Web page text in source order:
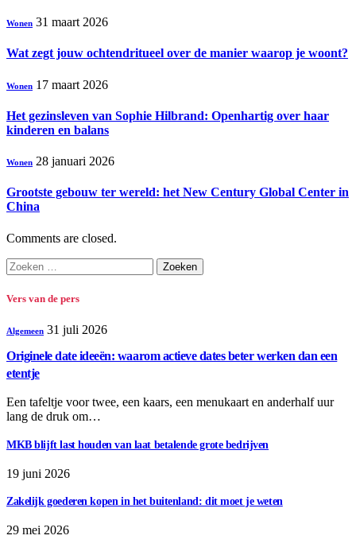
Wonen 31 maart 2026
Wat zegt jouw ochtendritueel over de manier waarop je woont?
Wonen 17 maart 2026
Het gezinsleven van Sophie Hilbrand: Openhartig over haar
kinderen en balans
Wonen 28 januari 2026
Grootste gebouw ter wereld: het New Century Global Center in
China
Comments are closed.
Zoeken
naar:
Vers van de pers
Algemeen 31 juli 2026
Originele date ideeën: waarom actieve dates beter werken dan een
etentje
Een tafeltje voor twee, een kaars, een menukaart en anderhalf uur
lang de druk om…
MKB blijft last houden van laat betalende grote bedrijven
19 juni 2026
Zakelijk goederen kopen in het buitenland: dit moet je weten
29 mei 2026